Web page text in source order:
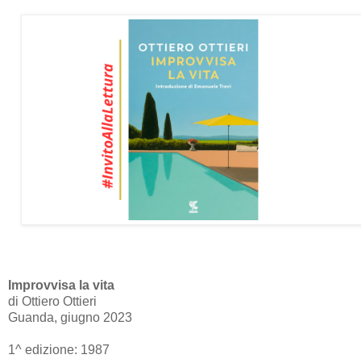
Improvvisa la vita
di Ottiero Ottieri
Guanda, giugno 2023
1^ edizione: 1987